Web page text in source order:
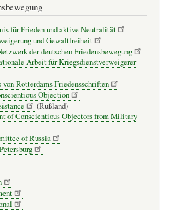
für Frieden und aktive Neutralität
und Gewaltfreiheit
der deutschen Friedensbewegung
Arbeit für Kriegs­dienst­ver­wei­gerer
Rotterdams Friedensschriften
Objection
(Rußland)
of Conscientious Objectors from Military
of Russia